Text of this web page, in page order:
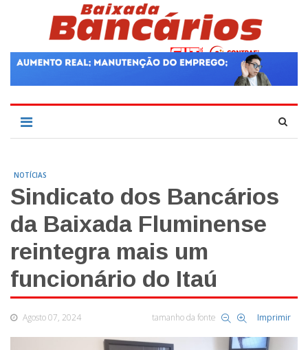
NOTÍCIAS
Sindicato dos Bancários
da Baixada Fluminense
reintegra mais um
funcionário do Itaú
Agosto 07, 2024 tamanho da fonte Imprimir